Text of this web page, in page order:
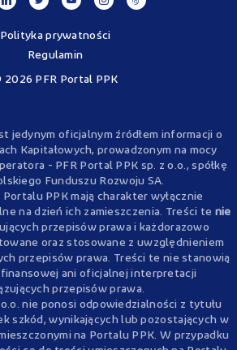
2026 PFR Portal PPK
Polityka prywatności
Regulamin
jedynym oficjalnym źródłem informacji o
Kapitałowych, prowadzonym na mocy
- PFR Portal PPK sp. z o.o., spółkę
Funduszu Rozwoju SA.
PPK mają charakter wyłącznie
na dzień ich zamieszczenia. Treści te nie
przepisów prawa i każdorazowo
oraz stosowane z uwzględnieniem
przepisów prawa. Treści te nie stanowią
ani oficjalnej interpretacji
przepisów prawa.
o.o. nie ponosi odpowiedzialności z tytułu
szkód, wynikających lub pozostających w
na Portalu PPK. W przypadku